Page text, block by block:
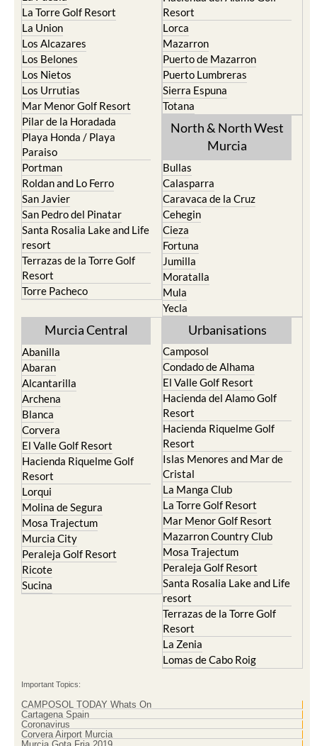
La Manga del Mar Menor
La Puebla
La Torre Golf Resort
La Union
Los Alcazares
Los Belones
Los Nietos
Los Urrutias
Mar Menor Golf Resort
Pilar de la Horadada
Playa Honda / Playa
Paraiso
Portman
Roldan and Lo Ferro
San Javier
San Pedro del Pinatar
Santa Rosalia Lake and Life
resort
Terrazas de la Torre Golf
Resort
Torre Pacheco
Fuente Alamo
Hacienda del Alamo Golf
Resort
Lorca
Mazarron
Puerto de Mazarron
Puerto Lumbreras
Sierra Espuna
Totana
North & North West
Bullas
Calasparra
Caravaca de la Cruz
Cehegin
Cieza
Fortuna
Jumilla
Moratalla
Mula
Murcia Central
Abanilla
Abaran
Alcantarilla
Archena
Blanca
Corvera
El Valle Golf Resort
Hacienda Riquelme Golf
Resort
Lorqui
Molina de Segura
Mosa Trajectum
Murcia City
Peraleja Golf Resort
Ricote
Urbanisations
Camposol
Condado de Alhama
El Valle Golf Resort
Hacienda del Alamo Golf
Resort
Hacienda Riquelme Golf
Resort
Islas Menores and Mar de
Cristal
La Manga Club
La Torre Golf Resort
Mar Menor Golf Resort
Mazarron Country Club
Mosa Trajectum
Peraleja Golf Resort
Santa Rosalia Lake and Life
resort
Terrazas de la Torre Golf
Resort
La Zenia
Important Topics:
CAMPOSOL TODAY Whats On
Cartagena Spain